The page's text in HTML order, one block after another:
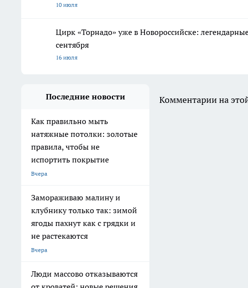
10 июля
Цирк «Торнадо» уже в Новороссийске:
сентября
16 июля
Последние новости
Как правильно мыть
натяжные потолки: золотые
правила, чтобы не
испортить покрытие
Вчера
Замораживаю малину и
клубнику только так: зимой
ягоды пахнут как с грядки и
не растекаются
Вчера
Люди массово отказываются
Комментарии на